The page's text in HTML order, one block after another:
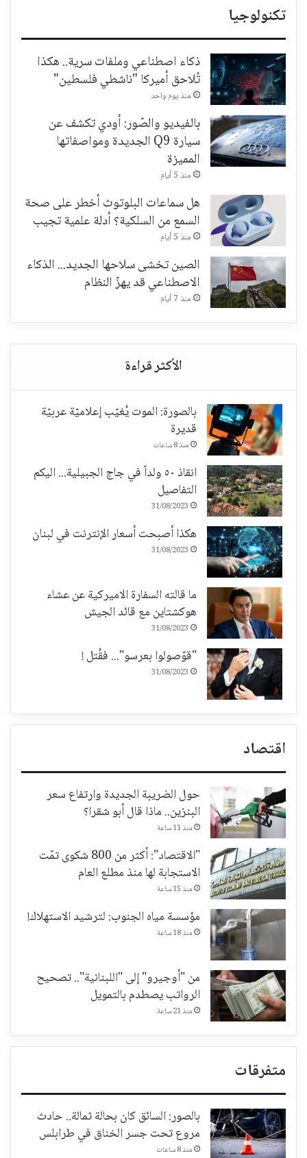
تكنولوجيا
ذكاء اصطناعي وملفات سرية.. هكذا
تُلاحق أميركا "ناشطي فلسطين"
منذ يوم واحد
بالفيديو والصّور: أودي تكشف عن
سيارة Q9 الجديدة ومواصفاتها
المميزة
منذ 5 أيام
هل سماعات البلوتوث أخطر على صحة
السمع من السلكية؟ أدلة علمية تجيب
منذ 5 أيام
الصين تخشى سلاحها الجديد... الذكاء
الاصطناعي قد يهزّ النظام
منذ 7 أيام
بالصورة: الموت يُغيّب إعلاميّة عربيّة
قديرة
منذ 8 ساعات
انقاذ ٥٠ ولداً في جاج الجبيلية... اليكم
التفاصيل
31/08/2023
هكذا أصبحت أسعار الإنترنت في لبنان
31/08/2023
ما قالته السفارة الاميركية عن عشاء
هوكشتاين مع قائد الجيش
31/08/2023
"قوّصولوا بعرسو"... فقُتل !
31/08/2023
اقتصاد
حول الضريبة الجديدة وارتفاع سعر
البنزين.. ماذا قال أبو شقرا؟
منذ 11 ساعة
"الاقتصاد": أكثر من 800 شكوى تمّت
الاستجابة لها منذ مطلع العام
منذ 15 ساعة
مؤسسة مياه الجنوب: لترشيد الاستهلاك!
منذ 18 ساعة
من "أوجيرو" إلى "اللبنانية".. تصحيح
الرواتب يصطدم بالتمويل
منذ 21 ساعة
متفرقات
بالصور: السائق كان بحالة ثمالة.. حادث
مروع تحت جسر الخناق في طرابلس
منذ 8 ساعات